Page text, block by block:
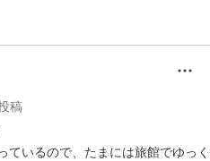
稿
いるので、たまには旅館でゆっく